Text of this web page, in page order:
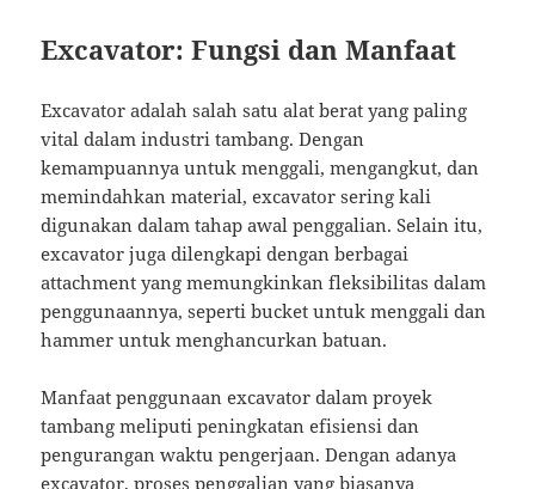
Excavator: Fungsi dan Manfaat
Excavator adalah salah satu alat berat yang paling
vital dalam industri tambang. Dengan
kemampuannya untuk menggali, mengangkut, dan
memindahkan material, excavator sering kali
digunakan dalam tahap awal penggalian. Selain itu,
excavator juga dilengkapi dengan berbagai
attachment yang memungkinkan fleksibilitas dalam
penggunaannya, seperti bucket untuk menggali dan
hammer untuk menghancurkan batuan.
Manfaat penggunaan excavator dalam proyek
tambang meliputi peningkatan efisiensi dan
pengurangan waktu pengerjaan. Dengan adanya
excavator, proses penggalian yang biasanya